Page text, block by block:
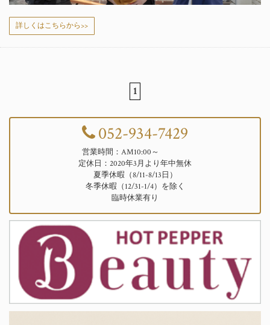
詳しくはこちらから>>
1
052-934-7429
営業時間：AM10:00～
定休日：2020年3月より年中無休
夏季休暇（8/11-8/13日）
冬季休暇（12/31-1/4）を除く
臨時休業有り